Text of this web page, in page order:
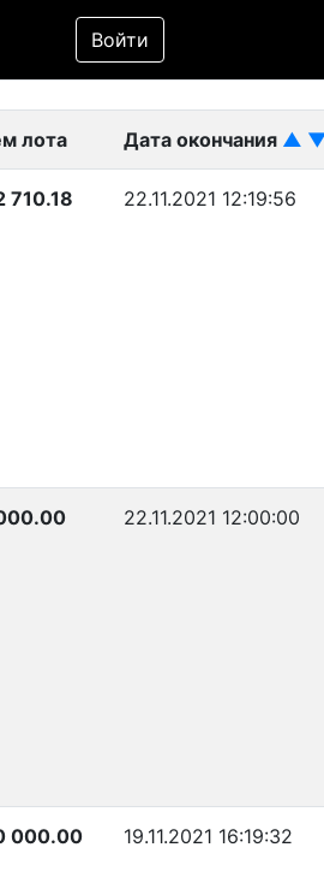
Войти
Фильтр
лота Дата окончания ▲
710.18 22.11.2021 12:19:56
22.11.2021 12:00:00
000.00 19.11.2021 16:19:32